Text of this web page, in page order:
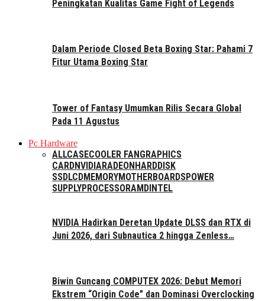
Peningkatan Kualitas Game Fight of Legends
Dalam Periode Closed Beta Boxing Star: Pahami 7
Fitur Utama Boxing Star
Tower of Fantasy Umumkan Rilis Secara Global
Pada 11 Agustus
Pc Hardware
ALLCASECOOLER FAN GRAPHICS
CARDNVIDIARADEON HARDDISK
SSDLCDMEMORYMOTHERBOARDSPOWER
SUPPLYPROCESSORAMD INTEL
NVIDIA Hadirkan Deretan Update DLSS dan RTX di
Juni 2026, dari Subnautica 2 hingga Zenless…
Biwin Guncang COMPUTEX 2026: Debut Memori
Ekstrem “Origin Code” dan Dominasi Overclocking